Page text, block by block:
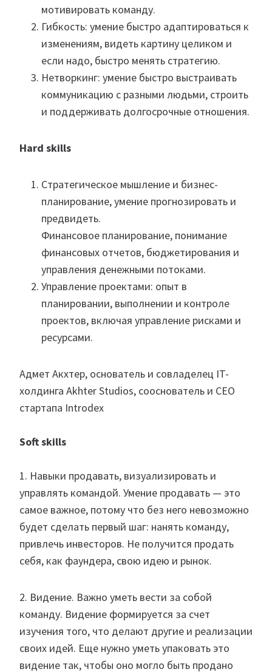
мотивировать команду.
Гибкость: умение быстро адаптироваться к
изменениям, видеть картину целиком и
если надо, быстро менять стратегию.
Нетворкинг: умение быстро выстраивать
коммуникацию с разными людьми, строить
и поддерживать долгосрочные отношения.
Hard skills
Стратегическое мышление и бизнес-
планирование, умение прогнозировать и
предвидеть.
Финансовое планирование, понимание
финансовых отчетов, бюджетирования и
управления денежными потоками.
Управление проектами: опыт в
планировании, выполнении и контроле
проектов, включая управление рисками и
ресурсами.
Адмет Акхтер, основатель и совладелец IT-
холдинга Akhter Studios, сооснователь и CEO
стартапа Introdex
Soft skills
1. Навыки продавать, визуализировать и
управлять командой. Умение продавать — это
самое важное, потому что без него невозможно
будет сделать первый шаг: нанять команду,
привлечь инвесторов. Не получится продать
себя, как фаундера, свою идею и рынок.
2. Видение. Важно уметь вести за собой
команду. Видение формируется за счет
изучения того, что делают другие и реализации
своих идей. Еще нужно уметь упаковать это
видение так, чтобы оно могло быть продано